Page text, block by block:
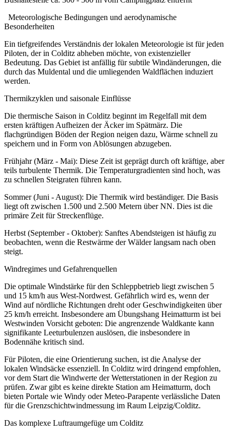
Meteorologische Bedingungen und aerodynamische
Besonderheiten
Ein tiefgreifendes Verständnis der lokalen Meteorologie ist für jeden
Piloten, der in Colditz abheben möchte, von existenzieller
Bedeutung. Das Gebiet ist anfällig für subtile Windänderungen, die
durch das Muldental und die umliegenden Waldflächen induziert
werden.
Thermikzyklen und saisonale Einflüsse
Die thermische Saison in Colditz beginnt im Regelfall mit dem
ersten kräftigen Aufheizen der Äcker im Spätmärz. Die
flachgründigen Böden der Region neigen dazu, Wärme schnell zu
speichern und in Form von Ablösungen abzugeben.
Frühjahr (März - Mai): Diese Zeit ist geprägt durch oft kräftige, aber
teils turbulente Thermik. Die Temperaturgradienten sind hoch, was
zu schnellen Steigraten führen kann.
Sommer (Juni - August): Die Thermik wird beständiger. Die Basis
liegt oft zwischen 1.500 und 2.500 Metern über NN. Dies ist die
primäre Zeit für Streckenflüge.
Herbst (September - Oktober): Sanftes Abendsteigen ist häufig zu
beobachten, wenn die Restwärme der Wälder langsam nach oben
steigt.
Windregimes und Gefahrenquellen
Die optimale Windstärke für den Schleppbetrieb liegt zwischen 5
und 15 km/h aus West-Nordwest. Gefährlich wird es, wenn der
Wind auf nördliche Richtungen dreht oder Geschwindigkeiten über
25 km/h erreicht. Insbesondere am Übungshang Heimatturm ist bei
Westwinden Vorsicht geboten: Die angrenzende Waldkante kann
signifikante Leeturbulenzen auslösen, die insbesondere in
Bodennähe kritisch sind.
Für Piloten, die eine Orientierung suchen, ist die Analyse der
lokalen Windsäcke essenziell. In Colditz wird dringend empfohlen,
vor dem Start die Windwerte der Wetterstationen in der Region zu
prüfen. Zwar gibt es keine direkte Station am Heimatturm, doch
bieten Portale wie Windy oder Meteo-Parapente verlässliche Daten
für die Grenzschichtwindmessung im Raum Leipzig/Colditz.
Das komplexe Luftraumgefüge um Colditz